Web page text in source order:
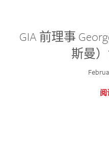
GIA 前理事
斯曼